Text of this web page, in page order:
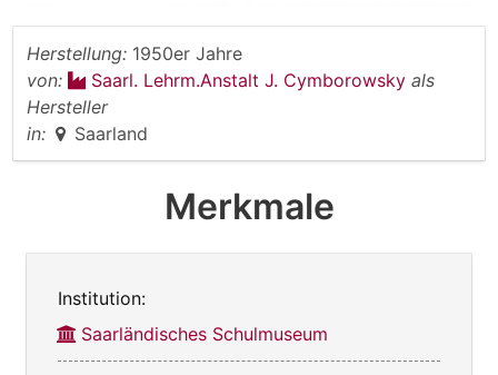
Herstellung: 1950er Jahre
von:
Saarl. Lehrm.Anstalt J. Cymborowsky als
Hersteller
in:
Saarland
Merkmale
Institution:
Saarländisches Schulmuseum